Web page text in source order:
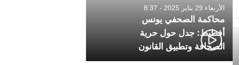
الأربعاء 29 يناير 2025 - 8:37
محاكمة الصحفي يونس
أفطيط: جدل حول حرية
الصحافة وتطبيق القانون